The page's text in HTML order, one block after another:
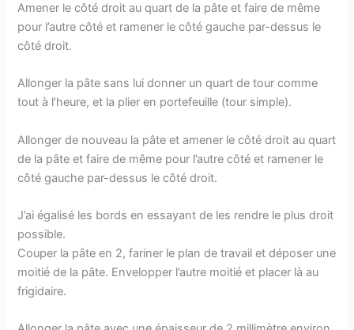
Amener le côté droit au quart de la pâte et faire de même
pour l’autre côté et ramener le côté gauche par-dessus le
côté droit.
Allonger la pâte sans lui donner un quart de tour comme
tout à l’heure, et la plier en portefeuille (tour simple).
Allonger de nouveau la pâte et amener le côté droit au quart
de la pâte et faire de même pour l’autre côté et ramener le
côté gauche par-dessus le côté droit.
J’ai égalisé les bords en essayant de les rendre le plus droit
possible.
Couper la pâte en 2, fariner le plan de travail et déposer une
moitié de la pâte. Envelopper l’autre moitié et placer là au
frigidaire.